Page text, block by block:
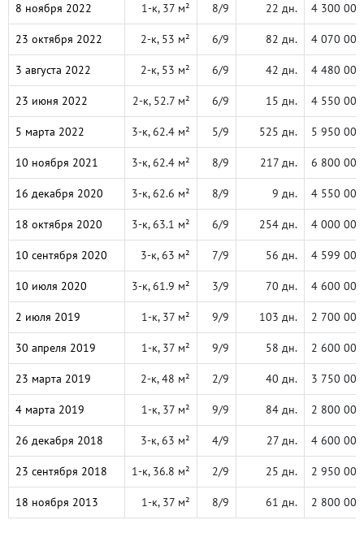
8 ноября 2022 1-к, 37 м² 8/9 22 дн. 4 300 000
23 октября 2022 2-к, 53 м² 6/9 82 дн. 4 070 000
3 августа 2022 2-к, 53 м² 6/9 42 дн. 4 480 000
23 июня 2022 2-к, 52.7 м² 6/9 15 дн. 4 550 000
5 марта 2022 3-к, 62.4 м² 5/9 525 дн. 5 950 000
10 ноября 2021 3-к, 62.4 м² 8/9 217 дн. 6 800 000
16 декабря 2020 3-к, 62.6 м² 8/9 9 дн. 4 550 000
18 октября 2020 3-к, 63.1 м² 6/9 254 дн. 4 000 000
10 сентября 2020 3-к, 63 м² 7/9 56 дн. 4 599 000
10 июля 2020 3-к, 61.9 м² 3/9 70 дн. 4 600 000
2 июля 2019 1-к, 37 м² 9/9 103 дн. 2 700 000
30 апреля 2019 1-к, 37 м² 9/9 58 дн. 2 600 000
23 марта 2019 2-к, 48 м² 2/9 40 дн. 3 750 000
4 марта 2019 1-к, 37 м² 9/9 84 дн. 2 800 000
26 декабря 2018 3-к, 63 м² 4/9 27 дн. 4 600 000
23 сентября 2018 1-к, 36.8 м² 2/9 25 дн. 2 950 000
18 ноября 2013 1-к, 37 м² 8/9 61 дн. 2 800 000